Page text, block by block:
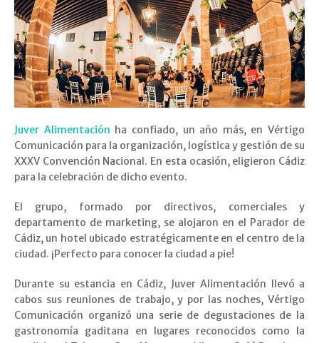
Juver Alimentación ha confiado, un año más, en Vértigo
Comunicación para la organización, logística y gestión de su
XXXV Convención Nacional. En esta ocasión, eligieron Cádiz
para la celebración de dicho evento.
El grupo, formado por directivos, comerciales y
departamento de marketing, se alojaron en el Parador de
Cádiz, un hotel ubicado estratégicamente en el centro de la
ciudad. ¡Perfecto para conocer la ciudad a pie!
Durante su estancia en Cádiz, Juver Alimentación llevó a
cabos sus reuniones de trabajo, y por las noches, Vértigo
Comunicación organizó una serie de degustaciones de la
gastronomía gaditana en lugares reconocidos como la